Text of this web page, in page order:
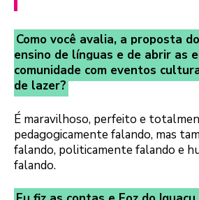
Como você avalia, a proposta
ensino de línguas e de abrir as
comunidade com eventos
de lazer?
É maravilhoso, perfeito e
pedagogicamente falando, mas
falando, politicamente falando e
falando.